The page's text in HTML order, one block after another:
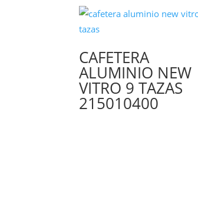
CAFETERA
ALUMINIO NEW
VITRO 9 TAZAS
215010400